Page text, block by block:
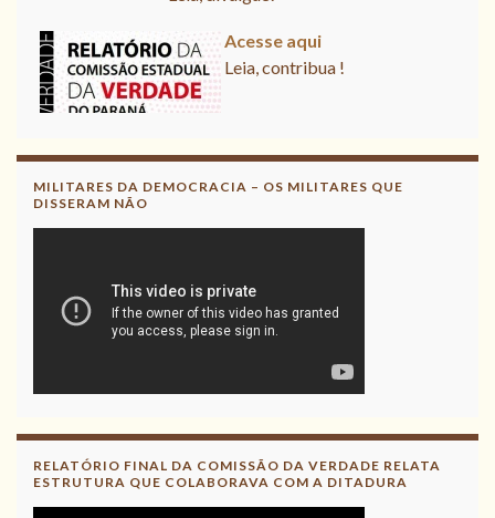
Acesse aqui
Leia, contribua !
Leia, divulgue!
MILITARES DA DEMOCRACIA – OS MILITARES QUE
DISSERAM NÃO
RELATÓRIO FINAL DA COMISSÃO DA VERDADE RELATA
ESTRUTURA QUE COLABORAVA COM A DITADURA